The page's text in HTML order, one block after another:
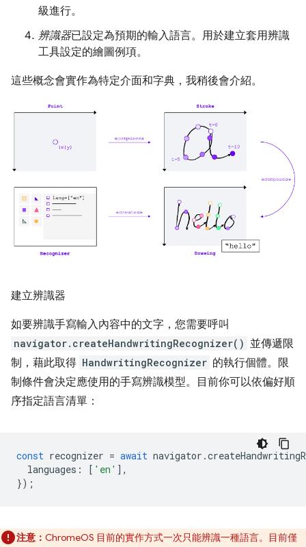
級進行。
辨識器已設定為預期的輸入語言。用於建立套用辨識
工具設定的繪圖例項。
這些概念會實作為特定介面和字典，我稍後會介紹。
建立辨識器
如要辨識手寫輸入內容中的文字，您需要呼叫
navigator.createHandwritingRecognizer() 並傳遞限
制，藉此取得 HandwritingRecognizer 的執行個體。限
制條件會決定應使用的手寫辨識模型。目前你可以依偏好順
序指定語言清單：
const recognizer = await navigator .
languages : [ 'en' ],
});
注意： ChromeOS 目前的實作方式一次只能辨識一種語言。目前僅